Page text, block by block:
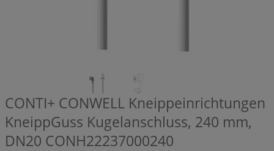
CONTI+ CONWELL Kneippeinrichtungen
KneippGuss Kugelanschluss, 240 mm,
DN20 CONH22237000240